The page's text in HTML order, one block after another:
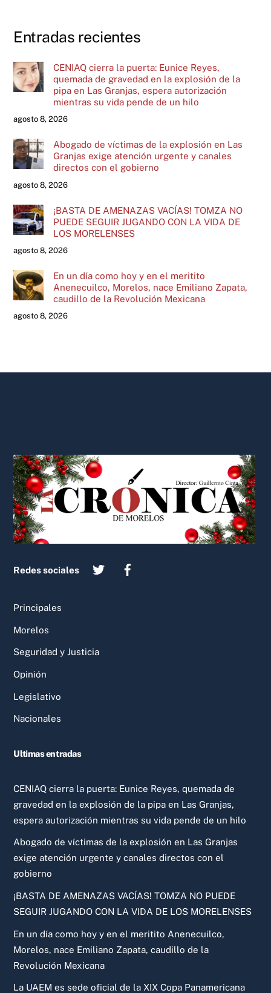
Entradas recientes
CENIAQ cierra la puerta: Eunice Reyes,
quemada de gravedad en la explosión de la
pipa en Las Granjas, espera autorización
mientras su vida pende de un hilo
agosto 8, 2026
Abogado de víctimas de la explosión en Las
Granjas exige atención urgente y canales
directos con el gobierno
agosto 8, 2026
¡BASTA DE AMENAZAS VACÍAS! TOMZA NO
PUEDE SEGUIR JUGANDO CON LA VIDA DE
LOS MORELENSES
agosto 8, 2026
En un día como hoy y en el meritito
Anenecuilco, Morelos, nace Emiliano Zapata,
caudillo de la Revolución Mexicana
agosto 8, 2026
To
Top
Redes sociales
Principales
Morelos
Seguridad y Justicia
Opinión
Legislativo
Nacionales
Ultimas entradas
CENIAQ cierra la puerta: Eunice Reyes, quemada de
gravedad en la explosión de la pipa en Las Granjas,
espera autorización mientras su vida pende de un hilo
Abogado de víctimas de la explosión en Las Granjas
exige atención urgente y canales directos con el
gobierno
¡BASTA DE AMENAZAS VACÍAS! TOMZA NO PUEDE
SEGUIR JUGANDO CON LA VIDA DE LOS MORELENSES
En un día como hoy y en el meritito Anenecuilco,
Morelos, nace Emiliano Zapata, caudillo de la
Revolución Mexicana
La UAEM es sede oficial de la XIX Copa Panamericana